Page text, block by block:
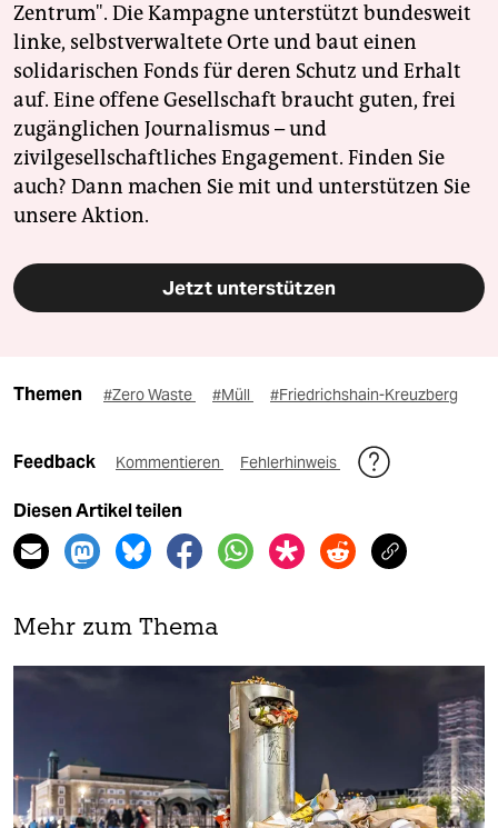
Zentrum". Die Kampagne unterstützt bundesweit
linke, selbstverwaltete Orte und baut einen
solidarischen Fonds für deren Schutz und Erhalt
auf. Eine offene Gesellschaft braucht guten, frei
zugänglichen Journalismus – und
zivilgesellschaftliches Engagement. Finden Sie
auch? Dann machen Sie mit und unterstützen Sie
unsere Aktion.
Jetzt unterstützen
Themen #Zero Waste #Müll #Friedrichshain-Kreuzberg
Feedback Kommentieren Fehlerhinweis
Diesen Artikel teilen
Mehr zum Thema